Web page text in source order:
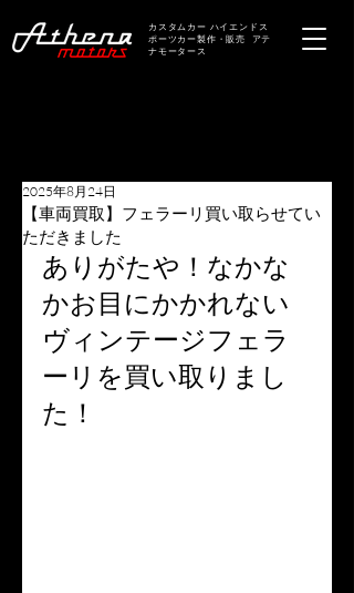
カスタムカー ハイエンドス
ポーツカー製作・販売 アテ
ナモータース
【車両買取】フェラーリ買い取らせてい
ただきました
2025年8月24日
ありがたや！なかな
かお目にかかれない
ヴィンテージフェラ
ーリを買い取りまし
た！